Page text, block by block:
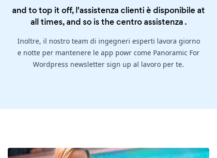
and to top it off, l'assistenza clienti è disponibile at
all times, and so is thecentro assistenza .
Inoltre, il nostro team di ingegneri esperti lavora giorno
e notte per mantenere le app powr come Panoramic For
Wordpress newsletter sign up al lavoro per te.